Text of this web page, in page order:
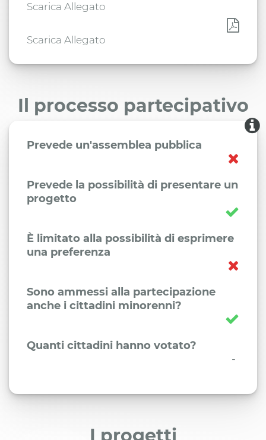
Scarica Allegato
Scarica Allegato
Il processo partecipativo
Prevede un'assemblea pubblica
Prevede la possibilità di presentare un
progetto
È limitato alla possibilità di esprimere
una preferenza
Sono ammessi alla partecipazione
anche i cittadini minorenni?
Quanti cittadini hanno votato?
-
I progetti